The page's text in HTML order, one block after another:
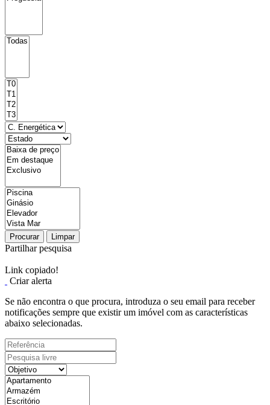
Procurar Limpar
Partilhar pesquisa
Link copiado!
Criar alerta
Se não encontra o que procura, introduza o seu email para receber
notificações sempre que existir um imóvel com as características
abaixo selecionadas.